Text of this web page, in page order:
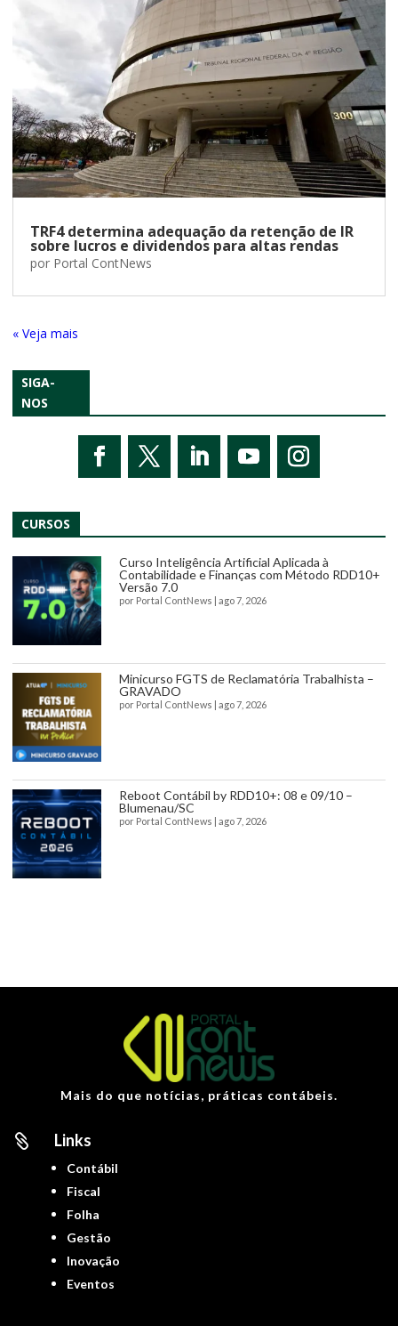
TRF4 determina adequação da retenção de IR
sobre lucros e dividendos para altas rendas
por Portal ContNews
« Entradas Antigas
SIGA-
NOS
CURSOS
Curso Inteligência Artificial Aplicada à
Contabilidade e Finanças com Método RDD10+
Versão 7.0
por Portal ContNews ago 7, 2026
Minicurso FGTS de Reclamatória Trabalhista –
GRAVADO
por Portal ContNews ago 7, 2026
Reboot Contábil by RDD10+: 08 e 09/10 –
Blumenau/SC
por Portal ContNews ago 7, 2026
Mais do que notícias, práticas contábeis.
 Links
Contábil
Fiscal
Folha
Gestão
Inovação
Eventos